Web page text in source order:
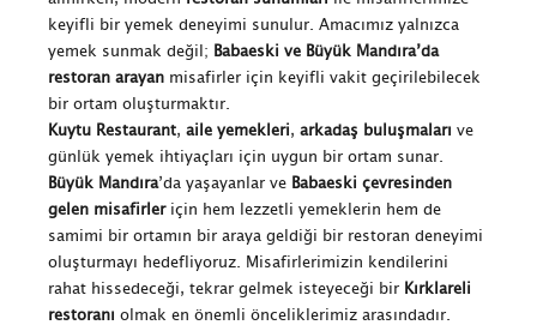
keyifli bir yemek deneyimi sunulur. Amacımız yalnızca
yemek sunmak değil;
Babaeski ve Büyük Mandıra’da
restoran arayan misafirler için keyifli vakit geçirilebilecek
bir ortam oluşturmaktır.
Kuytu Restaurant, aile yemekleri, arkadaş buluşmaları ve
günlük yemek ihtiyaçları için uygun bir ortam sunar.
Büyük Mandıra’da yaşayanlar ve Babaeski çevresinden
gelen misafirleriçin hem lezzetli yemeklerin hem de
samimi bir ortamın bir araya geldiği bir restoran deneyimi
oluşturmayı hedefliyoruz. Misafirlerimizin kendilerini
rahat hissedeceği, tekrar gelmek isteyeceği bir Kırklareli
restoranı olmak en önemli önceliklerimiz arasındadır.